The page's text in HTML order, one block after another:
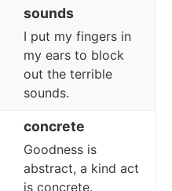
sounds
I put my fingers in
my ears to block
out the terrible
sounds.
concrete
Goodness is
abstract, a kind act
is concrete.